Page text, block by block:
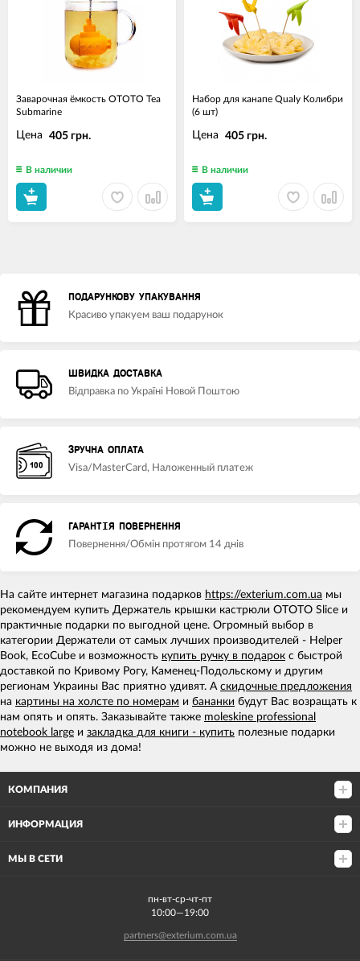
Заварочная ёмкость OTOTO Tea
Submarine
Цена 405 грн.
В наличии
Набор для канапе Qualy Колибри
(6 шт)
Цена 405 грн.
В наличии
ПОДАРУНКОВУ УПАКУВАННЯ
Красиво упакуем ваш подарунок
ШВИДКА ДОСТАВКА
Відправка по Україні Новой Поштою
ЗРУЧНА ОПЛАТА
Visa/MasterCard, Наложенный платеж
ГАРАНТІЯ ПОВЕРНЕННЯ
Повернення/Обмін протягом 14 днів
На сайте интернет магазина подарков https://exterium.com.ua мы
рекомендуем купить Держатель крышки кастрюли OTOTO Slice и
практичные подарки по выгодной цене. Огромный выбор в
категории Держатели от самых лучших производителей - Helper
Book, EcoCube и возможность купить ручку в подарок с быстрой
доставкой по Кривому Рогу, Каменец-Подольскому и другим
регионам Украины Вас приятно удивят. А скидочные предложения
на картины на холсте по номерам и бананки будут Вас возращать к
нам опять и опять. Заказывайте также moleskine professional
notebook large и закладка для книги - купить полезные подарки
можно не выходя из дома!
КОМПАНИЯ
ИНФОРМАЦИЯ
МЫ В СЕТИ
пн-вт-ср-чт-пт
10:00—19:00
partners@exterium.com.ua